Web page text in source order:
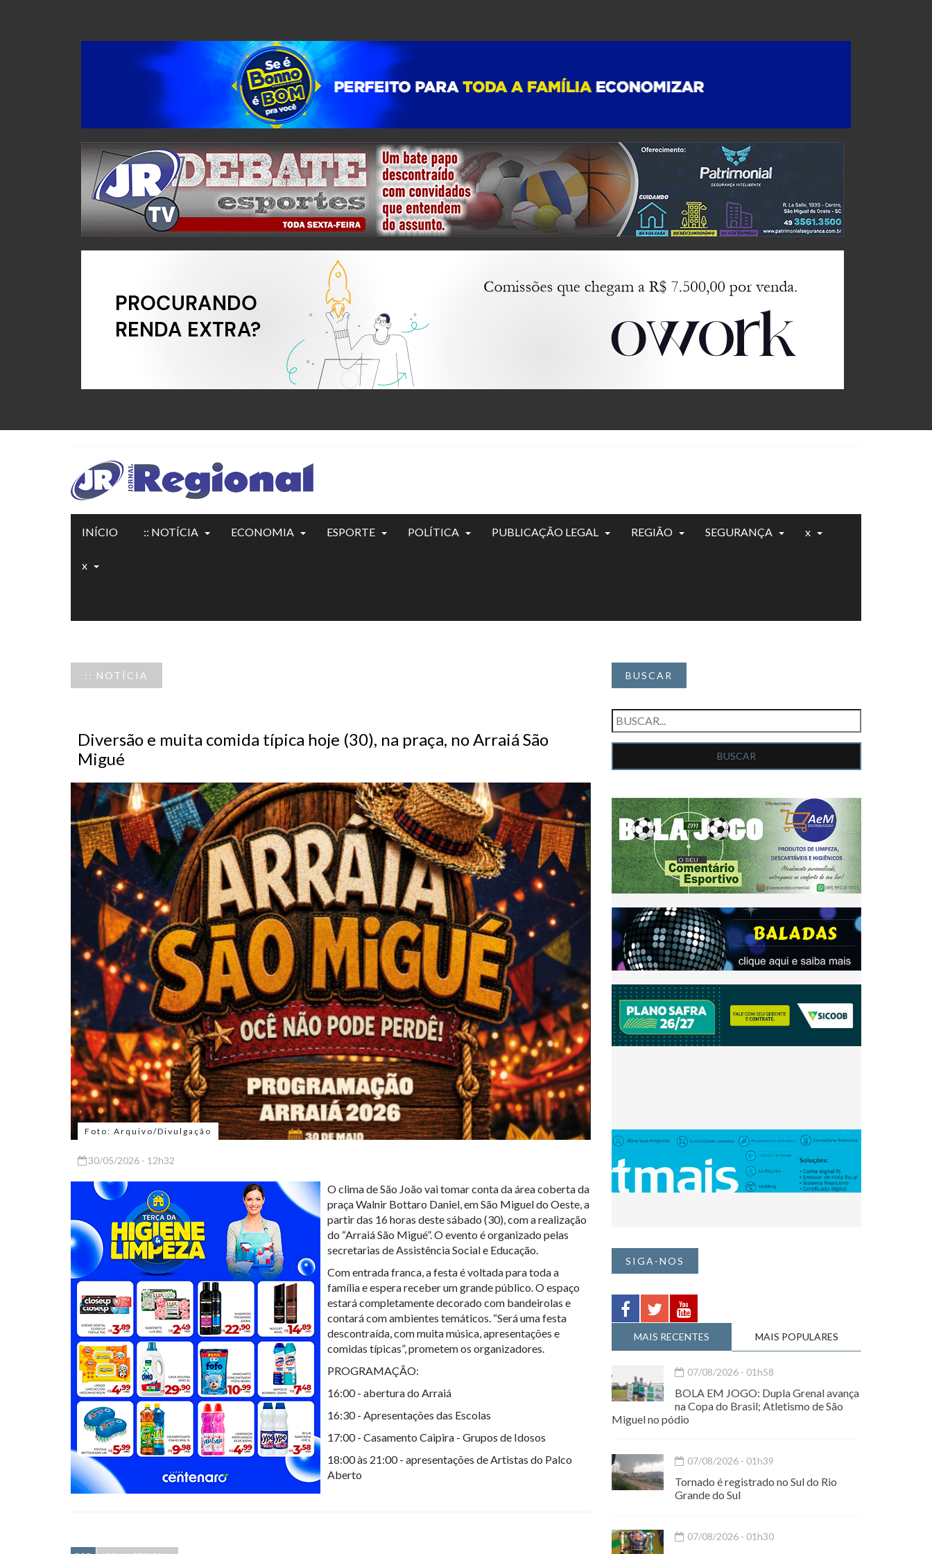
INÍCIO :: NOTÍCIA ECONOMIA ESPORTE POLÍTICA PUBLICAÇÃO LEGAL REGIÃO SEGURANÇA x
x
:: NOTÍCIA
Diversão e muita comida típica hoje (30), na praça, no Arraiá São
Migué
Foto: Arquivo/Divulgação
30/05/2026 - 12h32
O clima de São João vai tomar conta da área coberta da
praça Walnir Bottaro Daniel, em São Miguel do Oeste, a
partir das 16 horas deste sábado (30), com a realização
do “Arraiá São Migué”. O evento é organizado pelas
secretarias de Assistência Social e Educação.
Com entrada franca, a festa é voltada para toda a
família e espera receber um grande público. O espaço
estará completamente decorado com bandeirolas e
contará com ambientes temáticos. “Será uma festa
descontraída, com muita música, apresentações e
comidas típicas”, prometem os organizadores.
PROGRAMAÇÃO:
16:00 - abertura do Arraiá
16:30 - Apresentações das Escolas
17:00 - Casamento Caipira - Grupos de Idosos
18:00 às 21:00 - apresentações de Artistas do Palco
Aberto
BUSCAR
SIGA-NOS
MAIS RECENTES MAIS POPULARES
07/08/2026 - 01h58
BOLA EM JOGO: Dupla Grenal avança
na Copa do Brasil; Atletismo de São
Miguel no pódio
07/08/2026 - 01h39
Tornado é registrado no Sul do Rio
Grande do Sul
07/08/2026 - 01h30